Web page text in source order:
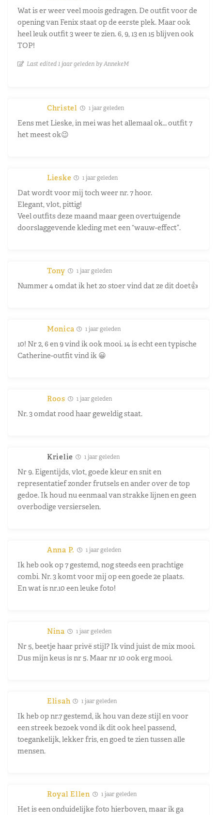
Wat is er weer veel moois gedragen. De outfit voor de
opening van Fenix staat op de eerste plek. Maar ook
heel leuk outfit 3 weer te zien. 6, 9, 13 en 15 blijven ook
TOP!
Last edited 1 jaar geleden by AnnekeM
Christel 1 jaar geleden
Eens met Lieske, in mei was het allemaal ok… outfit 7
het meest ok😉
Lieske 1 jaar geleden
Dat wordt voor mij toch weer nr. 7 hoor.
Elegant, vlot, pittig!
Veel outfits deze maand maar geen overtuigende
doorslaggevende kleding met een “wauw-effect”.
Tony 1 jaar geleden
Nummer 4 omdat ik het zo stoer vind dat ze dit doet👍
Monica 1 jaar geleden
10! Nr 2, 6 en 9 vind ik ook mooi. 14 is echt een typische
Catherine-outfit vind ik 😀
Roos 1 jaar geleden
Nr. 3 omdat rood haar geweldig staat.
Krielie 1 jaar geleden
Nr 9. Eigentijds, vlot, goede kleur en snit en
representatief zonder frutsels en ander over de top
gedoe. Ik houd nu eenmaal van strakke lijnen en geen
overbodige versierselen.
Anna P. 1 jaar geleden
Ik heb ook op 7 gestemd, nog steeds een prachtige
combi. Nr. 3 komt voor mij op een goede 2e plaats.
En wat is nr.10 een leuke foto!
Nina 1 jaar geleden
Nr 5, beetje haar privë stijl? Ik vind juist de mix mooi.
Dus mijn keus is nr 5. Maar nr 10 ook erg mooi.
Elisah 1 jaar geleden
Ik heb op nr.7 gestemd, ik hou van deze stijl en voor
een streek bezoek vond ik dit ook heel passend,
toegankelijk, lekker fris, en goed te zien tussen alle
mensen.
Royal Ellen 1 jaar geleden
Het is een onduidelijke foto hierboven, maar ik ga